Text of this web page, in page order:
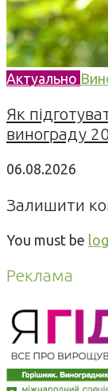
Актуально
Як
винограду
06.08.2026
Залишити
You must be
Реклама